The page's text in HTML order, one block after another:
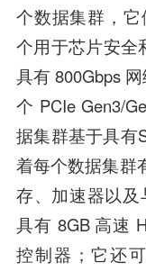
个数据集群，
个用于芯片安全
具有 800Gbps
个 PCIe Gen3/
据集群基于具有
着每个数据集群
存、加速器以
具有 8GB 高速
控制器；它还